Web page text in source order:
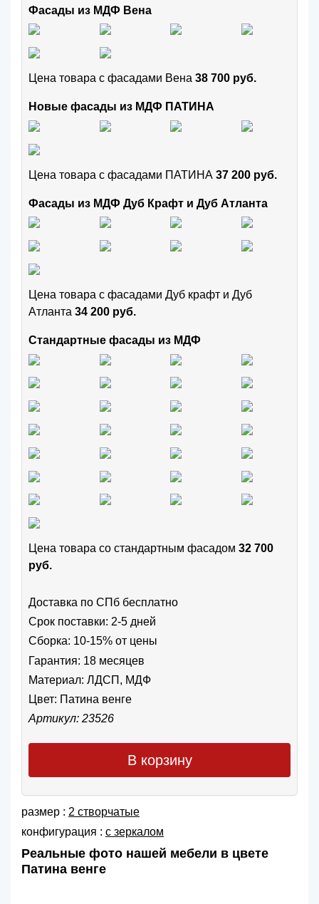
Фасады из МДФ Вена
Цена товара с фасадами Вена 38 700 руб.
Новые фасады из МДФ ПАТИНА
Цена товара с фасадами ПАТИНА 37 200 руб.
Фасады из МДФ Дуб Крафт и Дуб Атланта
Цена товара с фасадами Дуб крафт и Дуб
Атланта 34 200 руб.
Стандартные фасады из МДФ
Цена товара cо стандартным фасадом 32 700
руб.
Доставка по СПб бесплатно
Срок поставки: 2-5 дней
Сборка: 10-15% от цены
Гарантия: 18 месяцев
Материал: ЛДСП, МДФ
Цвет: Патина венге
Артикул: 23526
В корзину
размер : 2 створчатые
конфигурация : с зеркалом
Реальные фото нашей мебели в цвете
Патина венге